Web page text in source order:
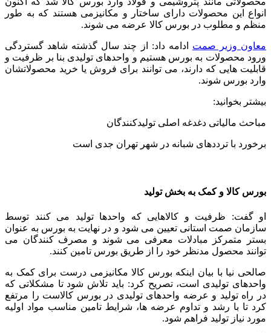
انواع این محصولات دارای ساختار و مکانیزمی هستند که به طور
منظم و مطلوب در بورس کالا عرضه می شوند.
معاون وزیر صمت ادامه داد: از چند سال گذشته شاهد گستردگی
ورود محصولات به بورس هستیم و واحدهای تولیدی بنا بر ظرفیت و
قابلیت هایی که دارند، می توانند برای فروش یا خرید محصولاتشان
وارد بورس شوند.
بیشتر بخوانید:
مباحث مالیاتی دغدغه اصلی تولیدکنندگان
برخورد با ترددهای شبانه در شهر تهران جدی است
بورس کالا و کمک به بخش تولید
او گفت: ظرفیت و کالاهایی که واحدها تولید می کنند توسط
سازمان صمت استانی تعیین می شود و در نهایت به بورس به عنوان
بستر متمرکز مبادلات معرفی می شوند و مصرف کنندگان می
توانند محصول مدنظر خود را از طریق بورس تامین کنند.
صالحی نیا با بیان اینکه بورس کالا مکانیزمی درست برای کمک به
واحدهای تولیدی است، تصریح کرد: باید تلاش شود تا مشکلاتی که
در راه تولید و عرضه واحدهای تولیدی در بورس کالاست را مرتفع
کرد تا با رشد و تداوم عرضه ها، شرایط تامین مناسب مواد اولیه
مورد نیاز تولید فراهم شود.